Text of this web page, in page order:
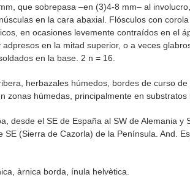
que sobrepasa –en (3)4-8 mm– al
en la cara abaxial. Flósculos con
en ocasiones levemente contraídos en el
adpresos en la mitad superior, o a veces
en la base. 2 n = 16.
herbazales húmedos, bordes de curso
zonas húmedas, principalmente en
desde el SE de España al SW de Alemania y
SE (Sierra de Cazorla) de la Península. And.
àrnica borda, ínula helvètica.